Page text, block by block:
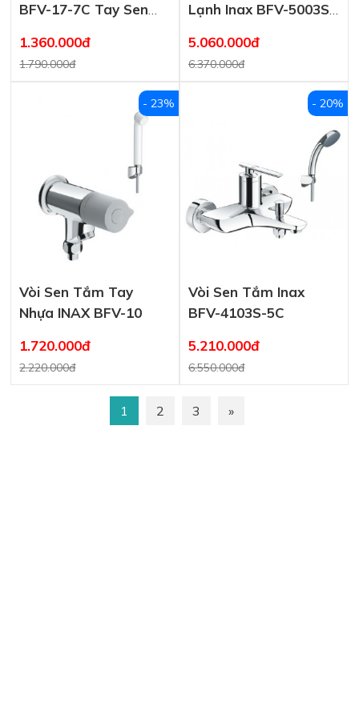
BFV-17-7C Tay Sen
1.360.000đ
1.790.000đ
Lạnh Inax BFV-5003S-
5.060.000đ
6.370.000đ
Vòi Sen Tắm Tay
Nhựa INAX BFV-10
1.720.000đ
2.220.000đ
- 23%
Vòi Sen Tắm Inax
BFV-4103S-5C
5.210.000đ
6.550.000đ
- 20%
1 2 3 »